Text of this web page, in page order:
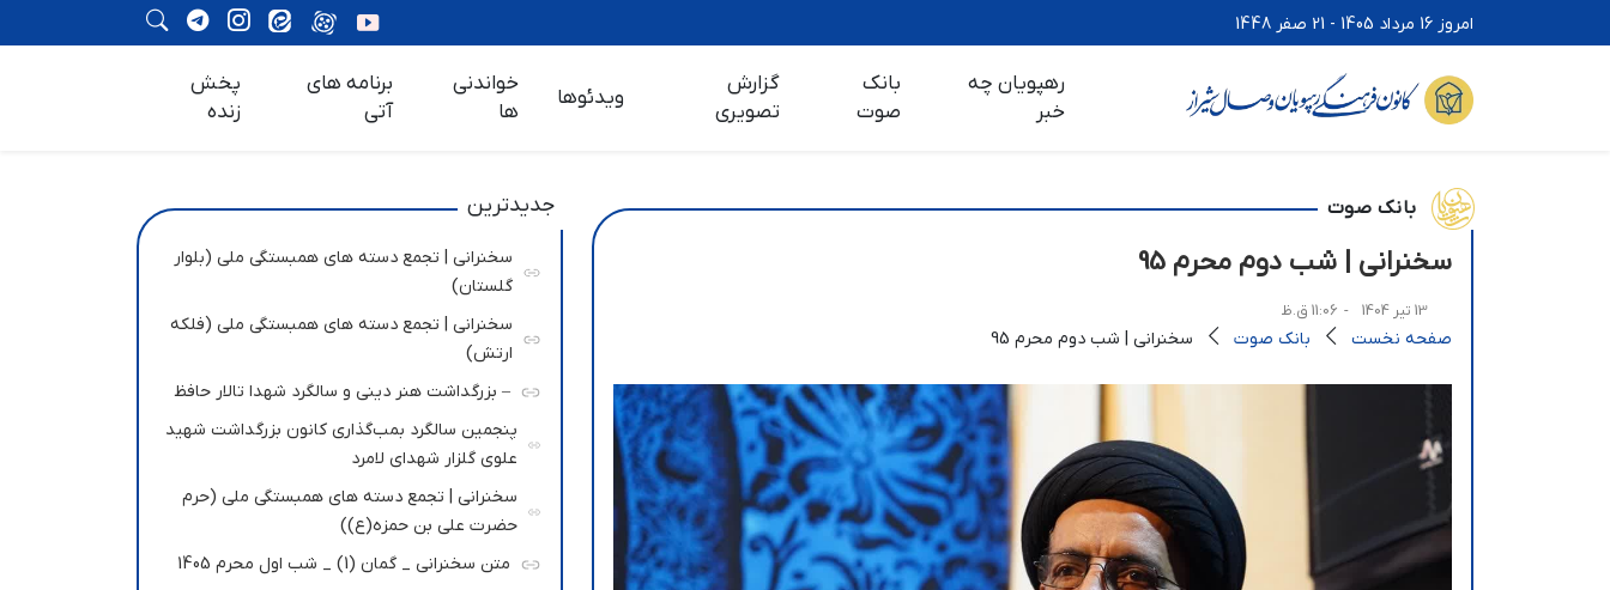
امروز 16 مرداد 1405 - 21 صفر 1448
رهپویان چه
خبر
بانک
صوت
گزارش
تصویری
ویدئوها
خواندنی
ها
برنامه های
آتی
پخش
زنده
بانک صوت
سخنرانی | شب دوم محرم 95
13 تیر 1404 - 11:06 ق.ظ
صفحه نخست بانک صوت سخنرانی | شب دوم محرم 95
جدیدترین
سخنرانی | تجمع دسته های همبستگی ملی (بلوار
گلستان)
سخنرانی | تجمع دسته های همبستگی ملی (فلکه
ارتش)
– بزرگداشت هنر دینی و سالگرد شهدا تالار حافظ
پنجمین سالگرد بمب‌گذاری کانون بزرگداشت شهید
علوی گلزار شهدای لامرد
سخنرانی | تجمع دسته های همبستگی ملی (حرم
حضرت علی بن حمزه(ع))
متن سخنرانی _ گمان (1) _ شب اول محرم 1405